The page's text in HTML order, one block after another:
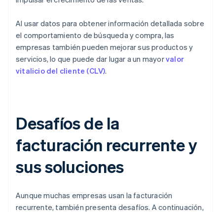
Al usar datos para obtener información detallada sobre
el comportamiento de búsqueda y compra, las
empresas también pueden mejorar sus productos y
servicios, lo que puede dar lugar a un mayorvalor
vitalicio del cliente (CLV).
Desafíos de la
facturación recurrente y
sus soluciones
Aunque muchas empresas usan la facturación
recurrente, también presenta desafíos. A continuación,